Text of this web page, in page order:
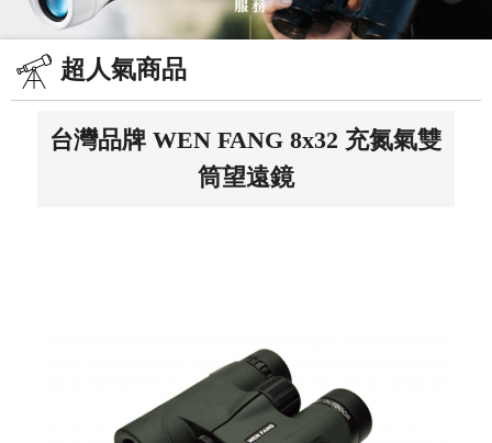
超人氣商品
台灣品牌 WEN FANG 8x32 充氮氣雙
筒望遠鏡